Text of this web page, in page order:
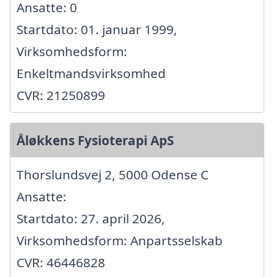
Ansatte: 0
Startdato: 01. januar 1999,
Virksomhedsform:
Enkeltmandsvirksomhed
CVR: 21250899
Åløkkens Fysioterapi ApS
Thorslundsvej 2, 5000 Odense C
Ansatte:
Startdato: 27. april 2026,
Virksomhedsform: Anpartsselskab
CVR: 46446828